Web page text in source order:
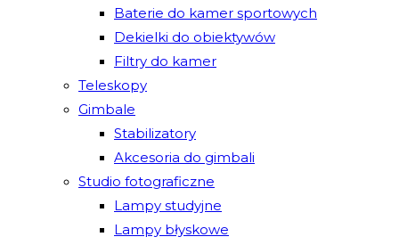
Baterie do kamer sportowych
Dekielki do obiektywów
Filtry do kamer
Teleskopy
Gimbale
Stabilizatory
Akcesoria do gimbali
Studio fotograficzne
Lampy studyjne
Lampy błyskowe